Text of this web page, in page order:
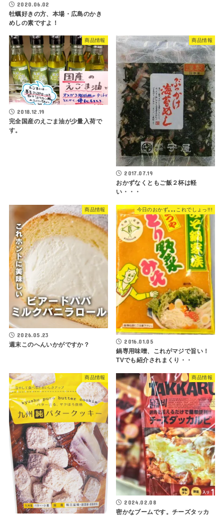
2020.06.02
牡蠣好きの方、本場・広島のかき
めしの素ですよ！
商品情報
2018.12.19
完全国産のえごま油が少量入荷で
す。
商品情報
2017.07.19
おかずなくともご飯２杯は軽
い・・・
商品情報
2026.05.23
週末このへんいかがですか？
今日のおかず｡｡｡これでしょっ!!!
2016.01.05
鍋専用味噌、これがマジで旨い！
TVでも紹介されまくり・・
商品情報 商品情報
2024.02.08
密かなブームです。チーズタッカ